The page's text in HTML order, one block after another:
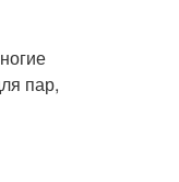
пар,